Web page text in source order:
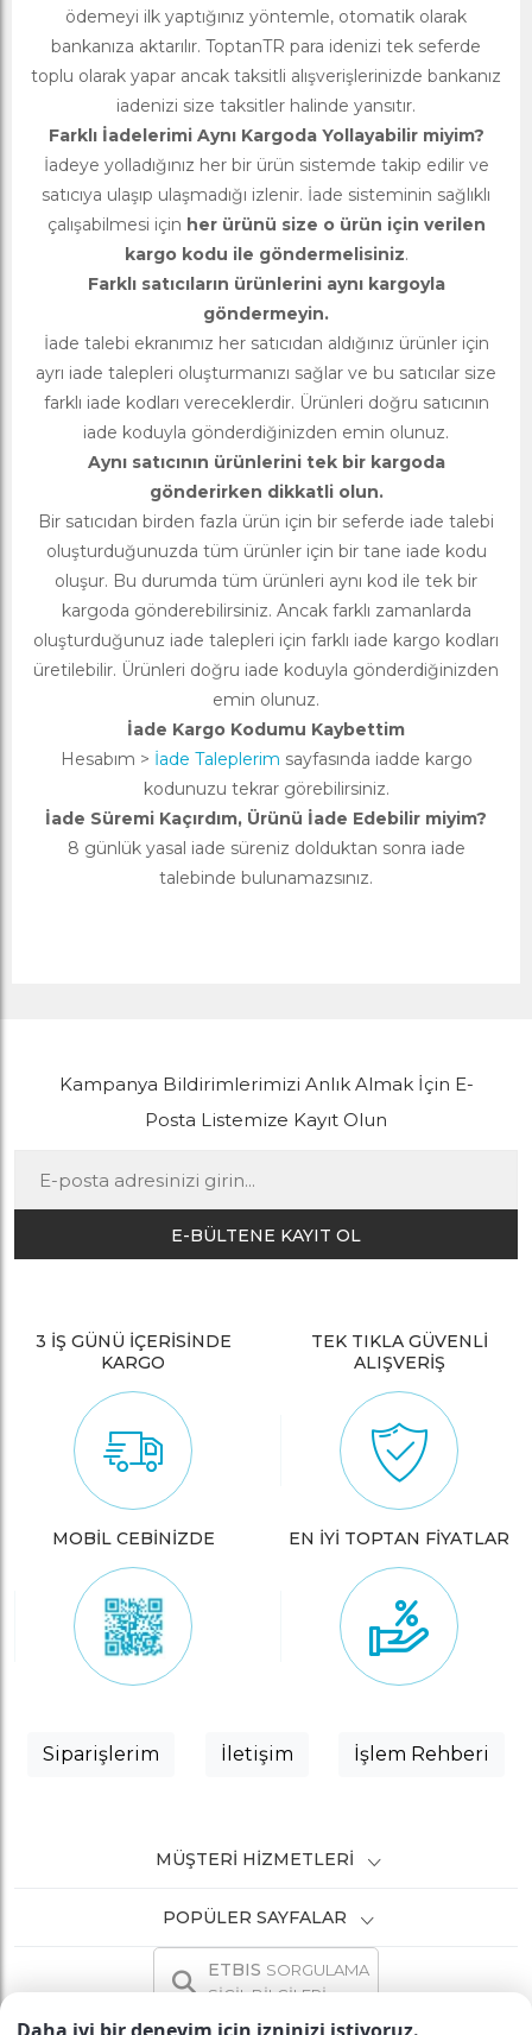
ödemeyi ilk yaptığınız yöntemle, otomatik olarak
bankanıza aktarılır. ToptanTR para idenizi tek seferde
toplu olarak yapar ancak taksitli alışverişlerinizde bankanız
iadenizi size taksitler halinde yansıtır.
Farklı İadelerimi Aynı Kargoda Yollayabilir miyim?
İadeye yolladığınız her bir ürün sistemde takip edilir ve
satıcıya ulaşıp ulaşmadığı izlenir. İade sisteminin sağlıklı
çalışabilmesi için her ürünü size o ürün için verilen
kargo kodu ile göndermelisiniz.
Farklı satıcıların ürünlerini aynı kargoyla
göndermeyin.
İade talebi ekranımız her satıcıdan aldığınız ürünler için
ayrı iade talepleri oluşturmanızı sağlar ve bu satıcılar size
farklı iade kodları vereceklerdir. Ürünleri doğru satıcının
iade koduyla gönderdiğinizden emin olunuz.
Aynı satıcının ürünlerini tek bir kargoda
gönderirken dikkatli olun.
Bir satıcıdan birden fazla ürün için bir seferde iade talebi
oluşturduğunuzda tüm ürünler için bir tane iade kodu
oluşur. Bu durumda tüm ürünleri aynı kod ile tek bir
kargoda gönderebilirsiniz. Ancak farklı zamanlarda
oluşturduğunuz iade talepleri için farklı iade kargo kodları
üretilebilir. Ürünleri doğru iade koduyla gönderdiğinizden
emin olunuz.
İade Kargo Kodumu Kaybettim
Hesabım > İade Taleplerim sayfasında iadde kargo
kodunuzu tekrar görebilirsiniz.
İade Süremi Kaçırdım, Ürünü İade Edebilir miyim?
8 günlük yasal iade süreniz dolduktan sonra iade
talebinde bulunamazsınız.
Kampanya Bildirimlerimizi Anlık Almak İçin E-
Posta Listemize Kayıt Olun
E-BÜLTENE KAYIT OL
3 İŞ GÜNÜ İÇERİSİNDE
KARGO
TEK TIKLA GÜVENLİ
ALIŞVERİŞ
MOBİL CEBİNİZDE EN İYİ TOPTAN FİYATLAR
Siparişlerim İletişim İşlem Rehberi
MÜŞTERI HIZMETLERI
POPÜLER SAYFALAR
ETBIS SORGULAMA
SİCİL BİLGİLERİ